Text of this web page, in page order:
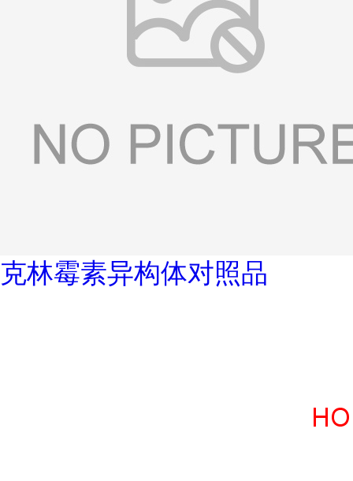
克林霉素异构体对照品